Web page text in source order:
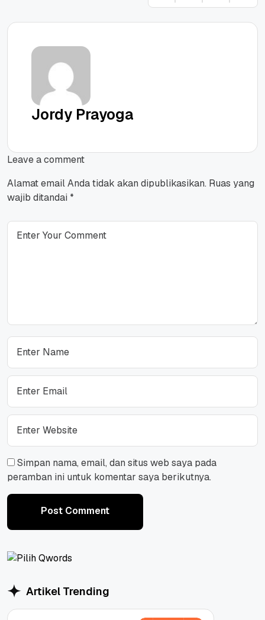
Jordy Prayoga
Leave a comment
Alamat email Anda tidak akan dipublikasikan. Ruas yang
wajib ditandai *
Simpan nama, email, dan situs web saya pada
peramban ini untuk komentar saya berikutnya.
Post Comment
Artikel Trending